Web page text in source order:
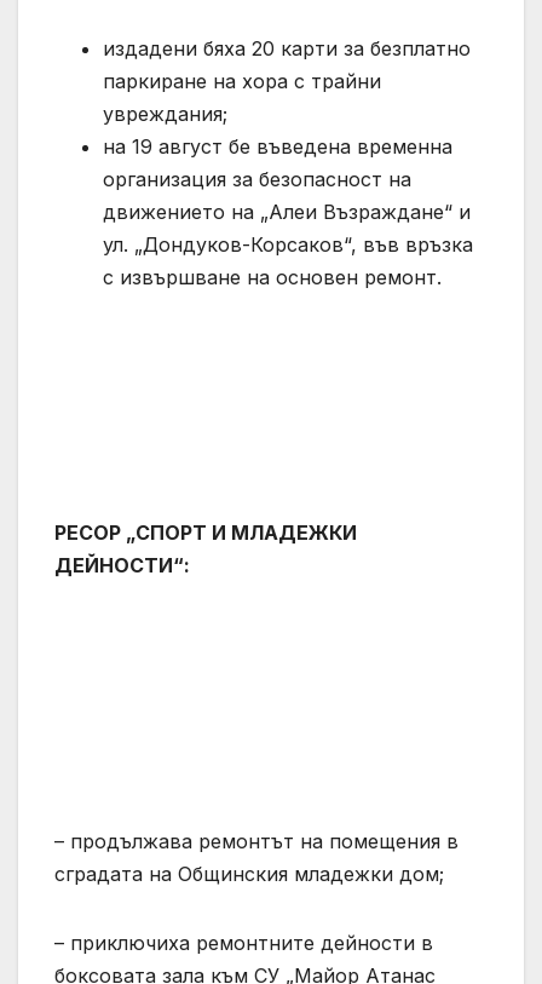
издадени бяха 20 карти за безплатно
паркиране на хора с трайни
увреждания;
на 19 август бе въведена временна
организация за безопасност на
движението на „Алеи Възраждане“ и
ул. „Дондуков-Корсаков“, във връзка
с извършване на основен ремонт.
РЕСОР „СПОРТ И МЛАДЕЖКИ
ДЕЙНОСТИ“:
– продължава ремонтът на помещения в
сградата на Общинския младежки дом;
– приключиха ремонтните дейности в
боксовата зала към СУ „Майор Атанас